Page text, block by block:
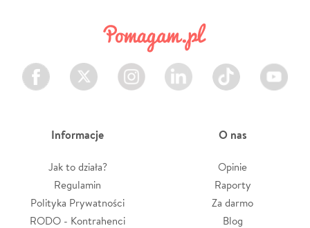
Facebook Twitter Instagram LinkedIn TikTok Youtube
Informacje
Jak to działa?
Regulamin
Polityka Prywatności
RODO - Kontrahenci
O nas
Opinie
Raporty
Za darmo
Blog